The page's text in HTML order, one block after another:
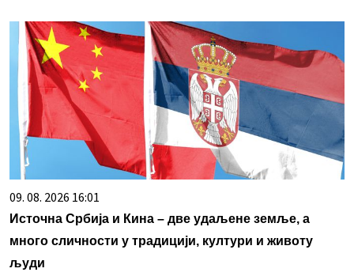
09. 08. 2026 16:01
Источна Србија и Кина – две удаљене земље, а
много сличности у традицији, култури и животу
људи